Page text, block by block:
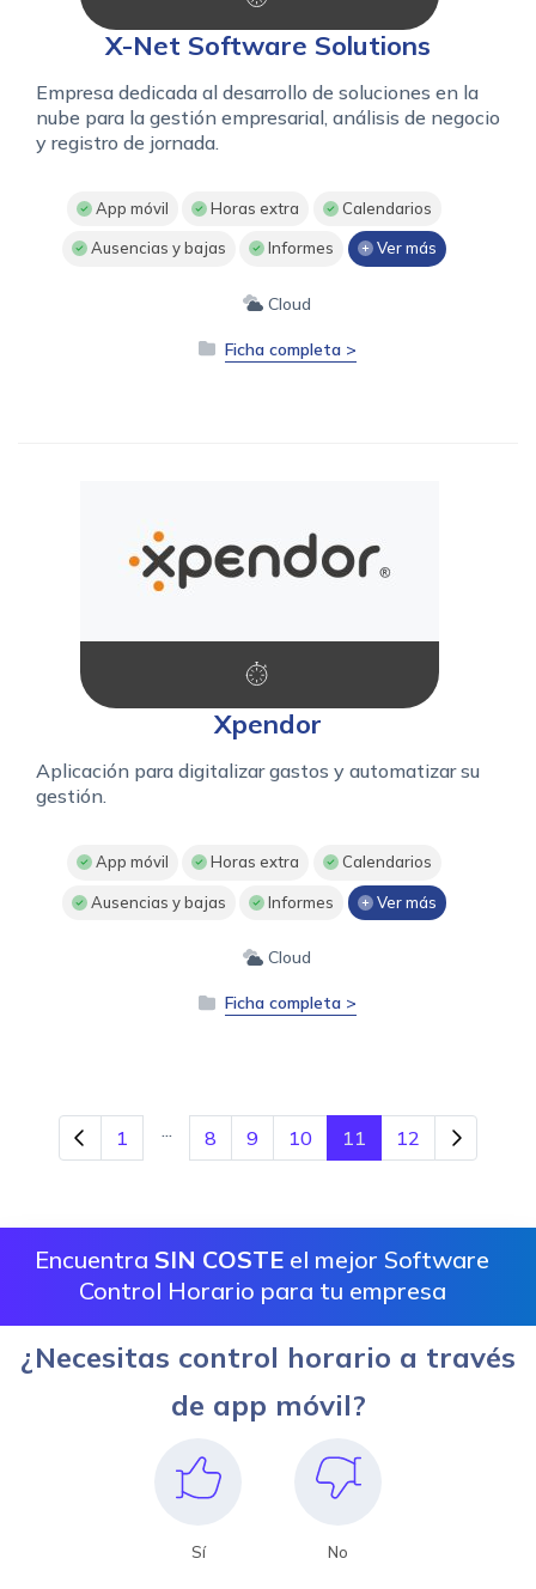
X-Net Software Solutions
Empresa dedicada al desarrollo de soluciones en la
nube para la gestión empresarial, análisis de negocio
y registro de jornada.
App móvil Horas extra Calendarios
Ausencias y bajas Informes Ver más
Cloud
Ficha completa >
Xpendor
Aplicación para digitalizar gastos y automatizar su
gestión.
App móvil Horas extra Calendarios
Ausencias y bajas Informes Ver más
Cloud
Ficha completa >
1 8 9 10 11 12
Encuentra SIN COSTE el mejor Software
Control Horario para tu empresa
¿Necesitas control horario a través
de app móvil?
Sí No